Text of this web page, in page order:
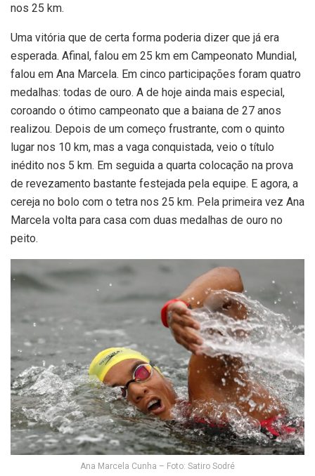
nos 25 km.
Uma vitória que de certa forma poderia dizer que já era
esperada. Afinal, falou em 25 km em Campeonato Mundial,
falou em Ana Marcela. Em cinco participações foram quatro
medalhas: todas de ouro. A de hoje ainda mais especial,
coroando o ótimo campeonato que a baiana de 27 anos
realizou. Depois de um começo frustrante, com o quinto
lugar nos 10 km, mas a vaga conquistada, veio o título
inédito nos 5 km. Em seguida a quarta colocação na prova
de revezamento bastante festejada pela equipe. E agora, a
cereja no bolo com o tetra nos 25 km. Pela primeira vez Ana
Marcela volta para casa com duas medalhas de ouro no
peito.
Ana Marcela Cunha – Foto: Satiro Sodré